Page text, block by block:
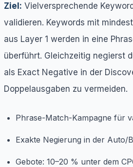
Ziel: Vielversprechende
validieren. Keywords mit
aus Layer 1 werden in eine
überführt. Gleichzeitig negierst
als Exact Negative in der
Doppelausgaben zu vermeiden.
Phrase-Match-Kampagne für
Exakte Negierung in der Auto/
Gebote: 10–20 % unter dem